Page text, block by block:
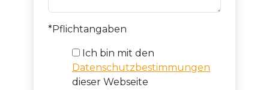
*Pflichtangaben
Ich bin mit den
Datenschutzbestimmungen
dieser Webseite